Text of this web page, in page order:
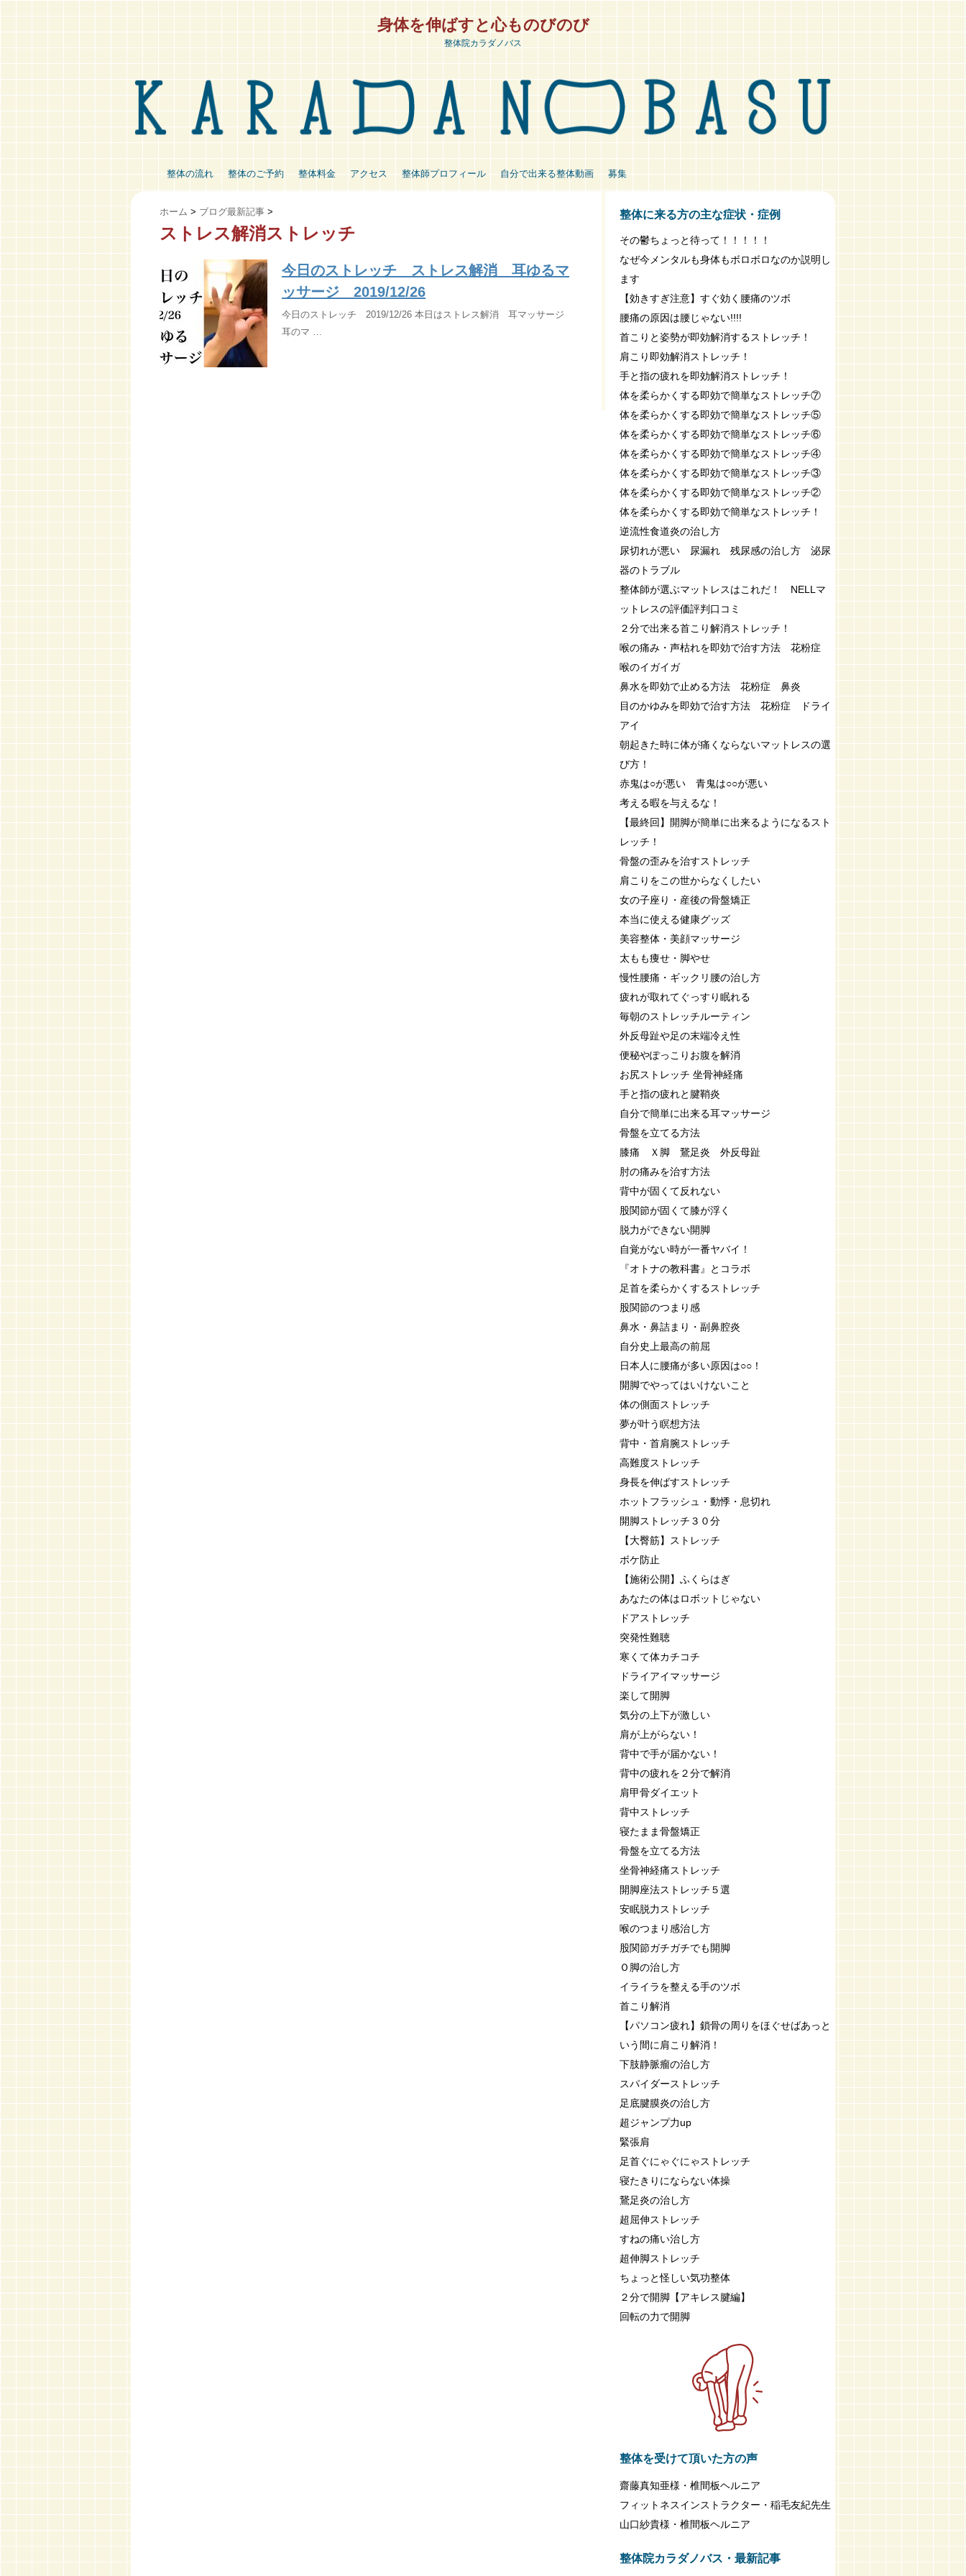
身体を伸ばすと心ものびのび
整体院カラダノバス
整体の流れ 整体のご予約 整体料金 アクセス 整体師プロフィール 自分で出来る整体動画 募集
ホーム > ブログ最新記事 >
ストレス解消ストレッチ
今日のストレッチ ストレス解消 耳ゆるマ
ッサージ 2019/12/26
今日のストレッチ 2019/12/26 本日はストレス解消 耳マッサージ
耳のマ …
整体に来る方の主な症状・症例
その鬱ちょっと待って！！！！！
なぜ今メンタルも身体もボロボロなのか説明し
ます
【効きすぎ注意】すぐ効く腰痛のツボ
腰痛の原因は腰じゃない!!!!
首こりと姿勢が即効解消するストレッチ！
肩こり即効解消ストレッチ！
手と指の疲れを即効解消ストレッチ！
体を柔らかくする即効で簡単なストレッチ⑦
体を柔らかくする即効で簡単なストレッチ⑤
体を柔らかくする即効で簡単なストレッチ⑥
体を柔らかくする即効で簡単なストレッチ④
体を柔らかくする即効で簡単なストレッチ③
体を柔らかくする即効で簡単なストレッチ②
体を柔らかくする即効で簡単なストレッチ！
逆流性食道炎の治し方
尿切れが悪い 尿漏れ 残尿感の治し方 泌尿
器のトラブル
整体師が選ぶマットレスはこれだ！ NELLマ
ットレスの評価評判口コミ
２分で出来る首こり解消ストレッチ！
喉の痛み・声枯れを即効で治す方法 花粉症
喉のイガイガ
鼻水を即効で止める方法 花粉症 鼻炎
目のかゆみを即効で治す方法 花粉症 ドライ
アイ
朝起きた時に体が痛くならないマットレスの選
び方！
赤鬼は○が悪い 青鬼は○○が悪い
考える暇を与えるな！
【最終回】開脚が簡単に出来るようになるスト
レッチ！
骨盤の歪みを治すストレッチ
肩こりをこの世からなくしたい
女の子座り・産後の骨盤矯正
本当に使える健康グッズ
美容整体・美顔マッサージ
太もも痩せ・脚やせ
慢性腰痛・ギックリ腰の治し方
疲れが取れてぐっすり眠れる
毎朝のストレッチルーティン
外反母趾や足の末端冷え性
便秘やぽっこりお腹を解消
お尻ストレッチ 坐骨神経痛
手と指の疲れと腱鞘炎
自分で簡単に出来る耳マッサージ
骨盤を立てる方法
膝痛 Ｘ脚 鵞足炎 外反母趾
肘の痛みを治す方法
背中が固くて反れない
股関節が固くて膝が浮く
脱力ができない開脚
自覚がない時が一番ヤバイ！
『オトナの教科書』とコラボ
足首を柔らかくするストレッチ
股関節のつまり感
鼻水・鼻詰まり・副鼻腔炎
自分史上最高の前屈
日本人に腰痛が多い原因は○○！
開脚でやってはいけないこと
体の側面ストレッチ
夢が叶う瞑想方法
背中・首肩腕ストレッチ
高難度ストレッチ
身長を伸ばすストレッチ
ホットフラッシュ・動悸・息切れ
開脚ストレッチ３０分
【大臀筋】ストレッチ
ボケ防止
【施術公開】ふくらはぎ
あなたの体はロボットじゃない
ドアストレッチ
突発性難聴
寒くて体カチコチ
ドライアイマッサージ
楽して開脚
気分の上下が激しい
肩が上がらない！
背中で手が届かない！
背中の疲れを２分で解消
肩甲骨ダイエット
背中ストレッチ
寝たまま骨盤矯正
骨盤を立てる方法
坐骨神経痛ストレッチ
開脚座法ストレッチ５選
安眠脱力ストレッチ
喉のつまり感治し方
股関節ガチガチでも開脚
Ｏ脚の治し方
イライラを整える手のツボ
首こり解消
【パソコン疲れ】鎖骨の周りをほぐせばあっと
いう間に肩こり解消！
下肢静脈瘤の治し方
スパイダーストレッチ
足底腱膜炎の治し方
超ジャンプ力up
緊張肩
足首ぐにゃぐにゃストレッチ
寝たきりにならない体操
鵞足炎の治し方
超屈伸ストレッチ
すねの痛い治し方
超伸脚ストレッチ
ちょっと怪しい気功整体
２分で開脚【アキレス腱編】
回転の力で開脚
整体を受けて頂いた方の声
齋藤真知亜様・椎間板ヘルニア
フィットネスインストラクター・稲毛友紀先生
山口紗貴様・椎間板ヘルニア
整体院カラダノバス・最新記事